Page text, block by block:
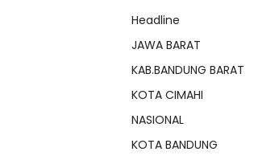
Headline
JAWA BARAT
KAB.BANDUNG BARAT
KOTA CIMAHI
NASIONAL
KOTA BANDUNG